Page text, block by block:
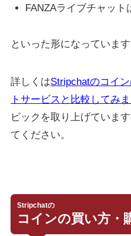
FANZAライブチャット
といった形になっています
詳しくはStripchatのコイ
トサービスと比較してみ
ピックを取り上げていま
てください。
Stripchatの
コインの買い方・